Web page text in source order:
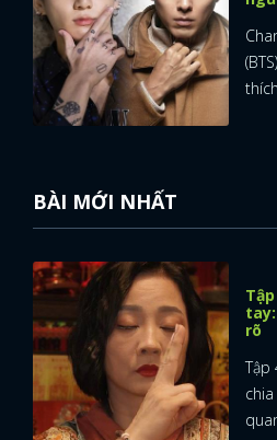
BÀI MỚI NHẤT
rõ
Tập